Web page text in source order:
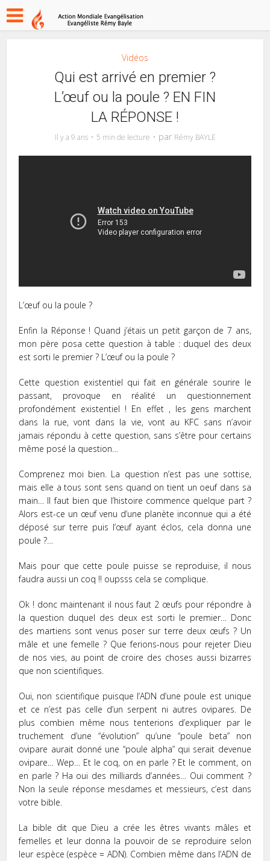
Vidéos
Qui est arrivé en premier ?
L’œuf ou la poule ? EN FIN
LA RÉPONSE !
Il y a 9 ans 5 min de lecture par Rémy BAYLE
L’œuf ou la poule ?
Enfin la Réponse ! Quand j’étais un petit garçon de 7 ans,
mon père posa cette question à table : duquel des deux
est sorti le premier ? L’œuf ou la poule ?
Cette question existentiel qui fait en générale sourire le
passant, provoque en réalité un questionnement
profondément existentiel ! En effet , les gens marchent
dans la rue, vont dans la vie, vont au KFC sans n’avoir
jamais répondu à cette question, sans s’être pour certains
même posé la question…
Comprenez moi bien. La question n’est pas une sottise,
mais elle a tous sont sens quand on tient un oeuf dans sa
main… Il faut bien que l’histoire commence quelque part ?
Alors est-ce un œuf venu d’une planète inconnue qui a été
déposé sur terre puis l’œuf ayant éclos, cela donna une
poule ?…
Mais pour que cette poule puisse se reproduise, il nous
faudra aussi un coq !! oupsss cela se complique.
Ok ! donc maintenant il nous faut 2 œufs pour répondre à
la question duquel des deux est sorti le premier… Donc
des martiens sont venus poser sur terre deux œufs ? Un
mâle et une femelle ? Que ferions-nous pour rejeter Dieu
de nos vies, au point de croire des choses aussi bizarres
que non scientifiques.
Oui, non scientifique puisque l’ADN d’une poule est unique
et ce n’est pas celle d’un serpent ni autres ovipares. De
plus combien même nous tenterions d’expliquer par le
truchement d’une “évolution” qu’une “poule beta” non
ovipare aurait donné une “poule alpha” qui serait devenue
ovipare… Wep… Et le coq, on en parle ? Et le comment, on
en parle ? Ha oui des milliards d’années… Oui comment ?
Non la seule réponse mesdames et messieurs, c’est dans
votre bible.
La bible dit que Dieu a crée les êtres vivants mâles et
femelles et leur donna la pouvoir de se reproduire selon
leur espèce (espèce = ADN). Combien même dans l’ADN de